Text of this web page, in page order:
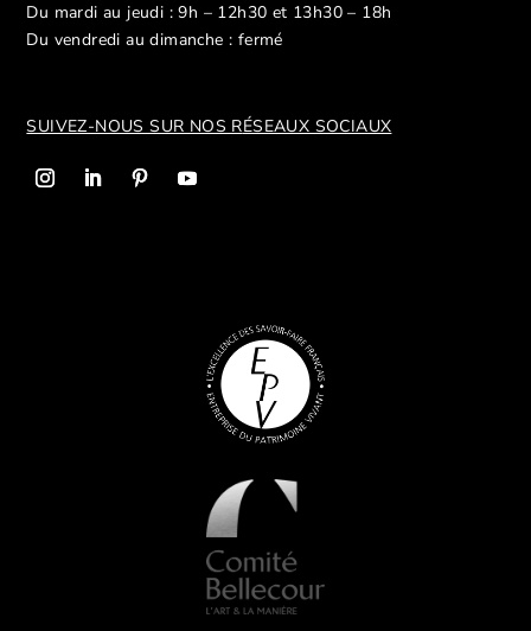
Du mardi au jeudi : 9h – 12h30 et 13h30 – 18h
Du vendredi au dimanche : fermé
SUIVEZ-NOUS SUR NOS RÉSEAUX SOCIAUX